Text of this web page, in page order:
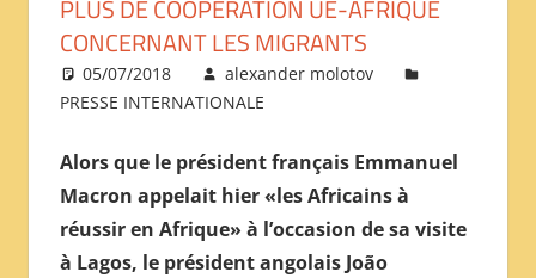
Société
Emploi
Economie
Géostratégie-
PRESS
REVIEW
——
ОБЗОР
PLUS DE COOPÉRATION UE-AFRIQUE
CONCERNANT LES MIGRANTS
05/07/2018
alexander molotov
PRESSE INTERNATIONALE
Alors que le président français Emmanuel
Macron appelait hier «les Africains à
réussir en Afrique» à l’occasion de sa visite
à Lagos, le président angolais João